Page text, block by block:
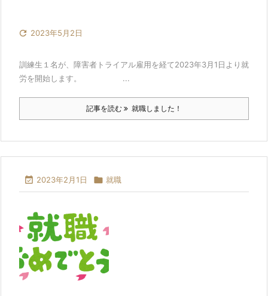
 2023年5月2日
訓練生１名が、障害者トライアル雇用を経て2023年3月1日より就
労を開始します。 ...
記事を読む 就職しました！
 2023年2月1日  就職